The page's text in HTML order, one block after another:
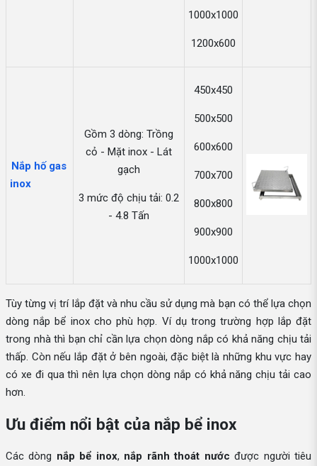
1000x1000
1200x600
Nắp hố gas
inox
Gồm 3 dòng: Trồng
cỏ - Mặt inox - Lát
gạch
3 mức độ chịu tải: 0.2
- 4.8 Tấn
450x450
500x500
600x600
700x700
800x800
900x900
1000x1000
Tùy từng vị trí lắp đặt và nhu cầu sử dụng mà bạn có thể lựa chọn
dòng nắp bể inox cho phù hợp. Ví dụ trong trường hợp lắp đặt
trong nhà thì bạn chỉ cần lựa chọn dòng nắp có khả năng chịu tải
thấp. Còn nếu lắp đặt ở bên ngoài, đặc biệt là những khu vực hay
có xe đi qua thì nên lựa chọn dòng nắp có khả năng chịu tải cao
hơn.
Ưu điểm nổi bật của nắp bể inox
Các dòng nắp bể inox, nắp rãnh thoát nước được người tiêu